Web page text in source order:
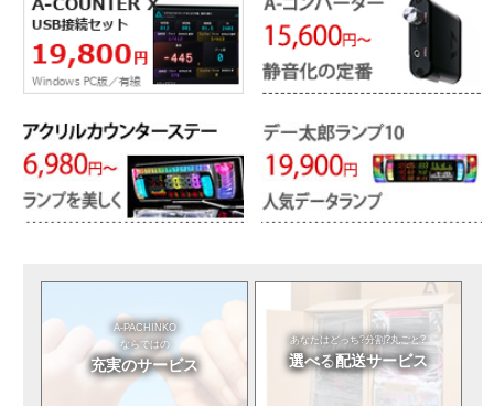
A-PACHINKO
ならではの
充実のサービス
あなたはどっち?分割?丸ごと?
選べる配送サービス